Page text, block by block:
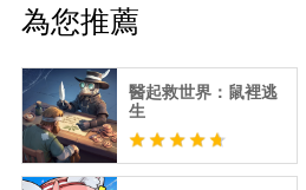
為您推薦
醫起救世界：鼠裡逃
生